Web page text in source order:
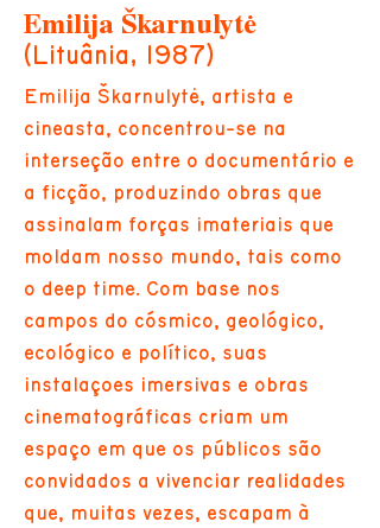
Emilija Škarnulytė
(Lituânia, 1987)
Emilija Škarnulytė, artista e
cineasta, concentrou-se na
interseção entre o documentário e
a ficção, produzindo obras que
assinalam forças imateriais que
moldam nosso mundo, tais como
o deep time. Com base nos
campos do cósmico, geológico,
ecológico e político, suas
instalações imersivas e obras
cinematográficas criam um
espaço em que os públicos são
convidados a vivenciar realidades
que, muitas vezes, escapam à